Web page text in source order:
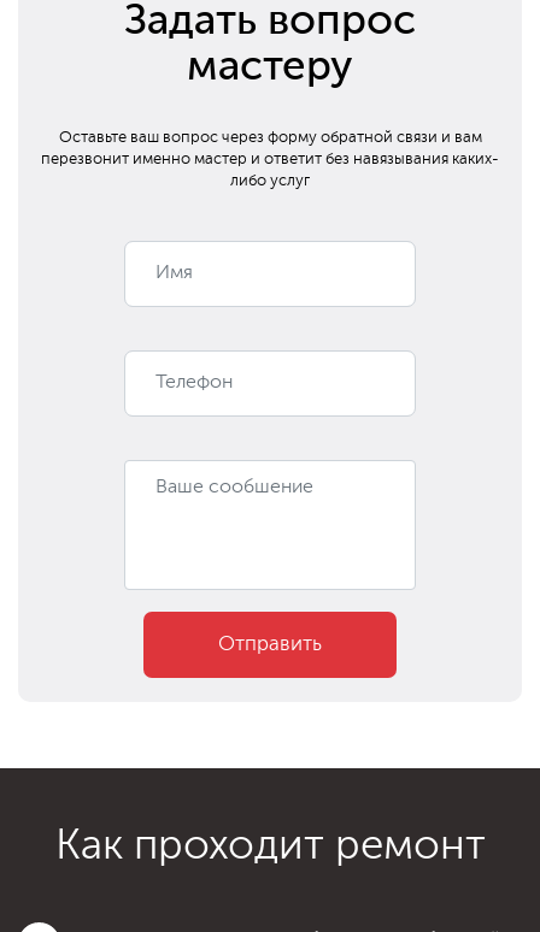
Задать вопрос
мастеру
Оставьте ваш вопрос через форму обратной связи и вам
перезвонит именно мастер и ответит без навязывания каких-
либо услуг
Отправить
Как проходит ремонт